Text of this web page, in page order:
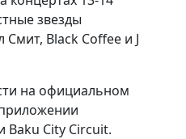
звезды
Black Coffee и J
на официальном
City Circuit.